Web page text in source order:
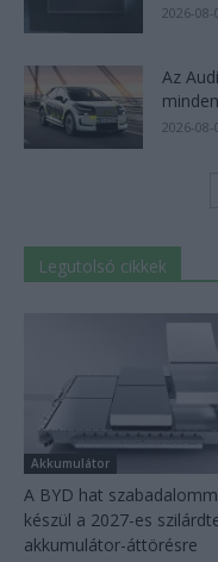
2026-08-
Az
2026-08-
Legutolsó cikkek
Akkumulátor
A BYD hat
készül a 2027-es
akkumulátor-áttörésre